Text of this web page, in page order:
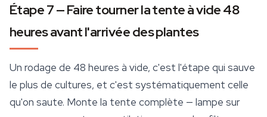
Étape 7 — Faire tourner la tente à vide 48
heures avant l'arrivée des plantes
Un rodage de 48 heures à vide, c'est l'étape qui sauve
le plus de cultures, et c'est systématiquement celle
qu'on saute. Monte la tente complète — lampe sur